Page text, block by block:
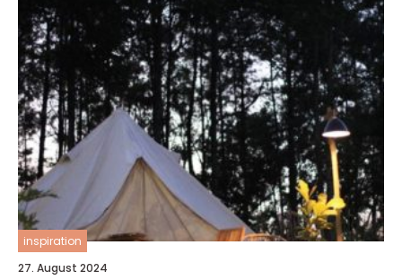
inspiration
27. August 2024